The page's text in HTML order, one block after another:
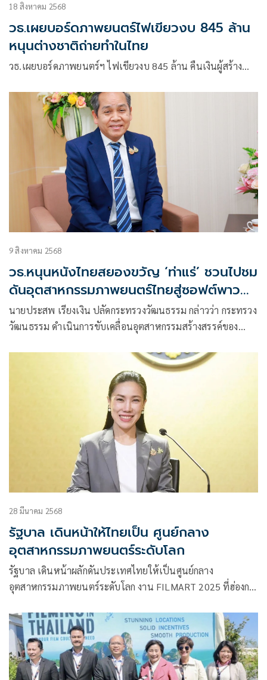
18 สิงหาคม 2568
วธ.เผยบอร์ดภาพยนตร์ไฟเขียวงบ 845 ล้าน
หนุนต่างชาติถ่ายทำในไทย
วธ.เผยบอร์ดภาพยนตร์ฯ ไฟเขียวงบ 845 ล้าน คืนเงินผู้สร้าง…
9 สิงหาคม 2568
วธ.หนุนหนังไทยสยองขวัญ ‘ท่าแร่’ ชวนไปชม
ดันอุตสาหกรรมภาพยนตร์ไทยสู่ซอฟต์พาว
เวอร์
นายประสพ เรียงเงิน ปลัดกระทรวงวัฒนธรรม กล่าวว่า กระทรวง
วัฒนธรรม ดำเนินการขับเคลื่อนอุตสาหกรรมสร้างสรรค์ของ
ภาพยนตร์ ละคร ซีรีส์ สารคดี และแอนิเมชัน เพื่อให้สามารถ
28 มีนาคม 2568
รัฐบาล เดินหน้าให้ไทยเป็น ศูนย์กลาง
อุตสาหกรรมภาพยนตร์ระดับโลก
รัฐบาล เดินหน้าผลักดันประเทศไทยให้เป็นศูนย์กลาง
อุตสาหกรรมภาพยนตร์ระดับโลก งาน FILMART 2025 ที่ฮ่องกง
โดยเฉพาะจากจีนและฮ่องกง ซึ่งมีผู้ผลิตภาพยนตร์รายใหญ่กว่า
20 ราย แสดงความประสงค์เข้ามาถ่ายทำในไทย คาดว่าจะก่อให้
เกิดเม็ดเงินลงทุนรวมกว่า 2,000 ล้านบาท